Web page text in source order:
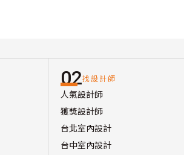
02找設計師
人氣設計師
獲獎設計師
台北室內設計
台中室內設計